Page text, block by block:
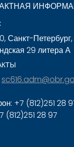
Санкт-Петербург,
29 литера А
+7 (812)251 28
(812)251 28 97